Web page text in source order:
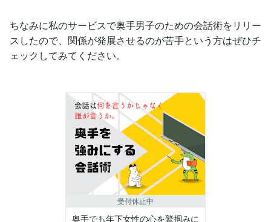
ちなみに私のサービスで奥手男子のための会話術をリリー
スしたので、関係が発展させるのが苦手という方はぜひチ
ェックしてみてください。
受付休止中
奥手でも年下女性の心を鷲掴みに